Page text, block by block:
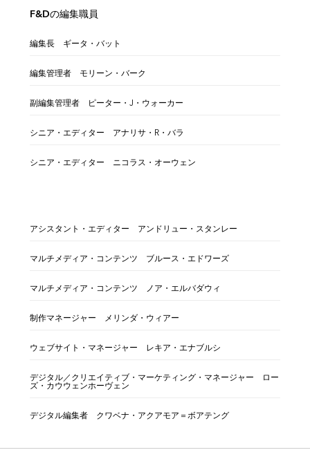
F&Dの編集職員
編集長 ギータ・バット
編集管理者 モリーン・バーク
副編集管理者 ピーター・J・ウォーカー
シニア・エディター アナリサ・R・バラ
シニア・エディター ニコラス・オーウェン
アシスタント・エディター アンドリュー・スタンレー
マルチメディア・コンテンツ ブルース・エドワーズ
マルチメディア・コンテンツ ノア・エルバダウィ
制作マネージャー メリンダ・ウィアー
ウェブサイト・マネージャー レキア・エナブルシ
デジタル／クリエイティブ・マーケティング・マネージャー ロー
ズ・カウウェンホーヴェン
デジタル編集者 クワベナ・アクアモア＝ボアテング